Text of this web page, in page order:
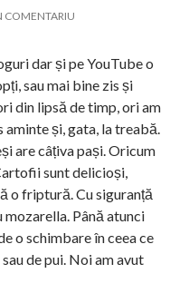
COMENTARIU
dar și pe YouTube o
sau mai bine zis și
din lipsă de timp, ori am
și, gata, la treabă.
are câțiva pași. Oricum
sunt delicioși,
o friptură. Cu siguranță
mozarella. Până atunci
o schimbare în ceea ce
de pui. Noi am avut